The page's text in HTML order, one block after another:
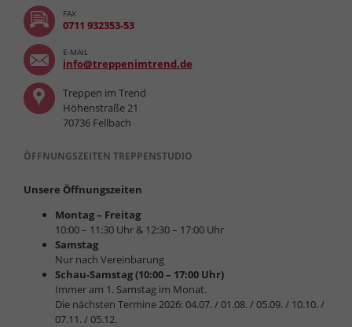
FAX
0711 932353-53
E-MAIL
info@treppenimtrend.de
Treppen im Trend
Höhenstraße 21
70736 Fellbach
ÖFFNUNGSZEITEN TREPPENSTUDIO
Unsere Öffnungszeiten
Montag – Freitag
10:00 – 11:30 Uhr & 12:30 – 17:00 Uhr
Samstag
Nur nach Vereinbarung
Schau-Samstag (10:00 – 17:00 Uhr)
Immer am 1. Samstag im Monat.
Die nächsten Termine 2026: 04.07. / 01.08. / 05.09. / 10.10. /
07.11. / 05.12.